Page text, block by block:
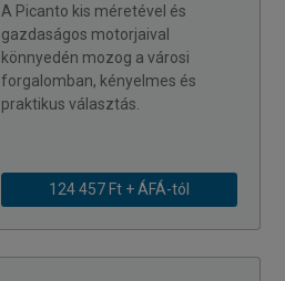
A Picanto kis méretével és
gazdaságos motorjaival
könnyedén mozog a városi
forgalomban, kényelmes és
praktikus választás.
124 457 Ft + ÁFÁ-tól